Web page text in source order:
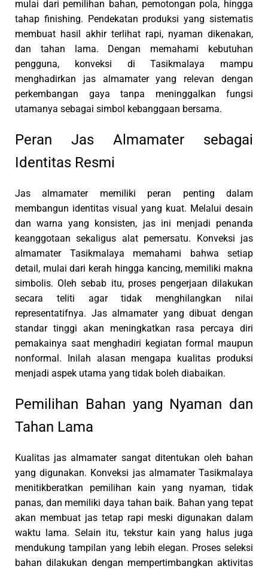
mulai dari pemilihan bahan, pemotongan pola, hingga
tahap finishing. Pendekatan produksi yang sistematis
membuat hasil akhir terlihat rapi, nyaman dikenakan,
dan tahan lama. Dengan memahami kebutuhan
pengguna, konveksi di Tasikmalaya mampu
menghadirkan jas almamater yang relevan dengan
perkembangan gaya tanpa meninggalkan fungsi
utamanya sebagai simbol kebanggaan bersama.
Peran Jas Almamater sebagai
Identitas Resmi
Jas almamater memiliki peran penting dalam
membangun identitas visual yang kuat. Melalui desain
dan warna yang konsisten, jas ini menjadi penanda
keanggotaan sekaligus alat pemersatu. Konveksi jas
almamater Tasikmalaya memahami bahwa setiap
detail, mulai dari kerah hingga kancing, memiliki makna
simbolis. Oleh sebab itu, proses pengerjaan dilakukan
secara teliti agar tidak menghilangkan nilai
representatifnya. Jas almamater yang dibuat dengan
standar tinggi akan meningkatkan rasa percaya diri
pemakainya saat menghadiri kegiatan formal maupun
nonformal. Inilah alasan mengapa kualitas produksi
menjadi aspek utama yang tidak boleh diabaikan.
Pemilihan Bahan yang Nyaman dan
Tahan Lama
Kualitas jas almamater sangat ditentukan oleh bahan
yang digunakan. Konveksi jas almamater Tasikmalaya
menitikberatkan pemilihan kain yang nyaman, tidak
panas, dan memiliki daya tahan baik. Bahan yang tepat
akan membuat jas tetap rapi meski digunakan dalam
waktu lama. Selain itu, tekstur kain yang halus juga
mendukung tampilan yang lebih elegan. Proses seleksi
bahan dilakukan dengan mempertimbangkan aktivitas